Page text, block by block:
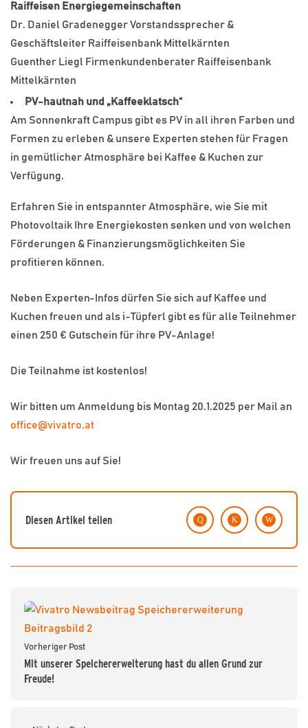
Raiffeisen Energiegemeinschaften
Dr. Daniel Gradenegger Vorstandssprecher &
Geschäftsleiter Raiffeisenbank Mittelkärnten
Guenther Liegl Firmenkundenberater Raiffeisenbank
Mittelkärnten
PV-hautnah und „Kaffeeklatsch“
Am Sonnenkraft Campus gibt es PV in all ihren Farben und
Formen zu erleben & unsere Experten stehen für Fragen
in gemütlicher Atmosphäre bei Kaffee & Kuchen zur
Verfügung.
Erfahren Sie in entspannter Atmosphäre, wie Sie mit
Photovoltaik Ihre Energiekosten senken und von welchen
Förderungen & Finanzierungsmöglichkeiten Sie
profitieren können.
Neben Experten-Infos dürfen Sie sich auf Kaffee und
Kuchen freuen und als i-Tüpferl gibt es für alle Teilnehmer
einen 250 € Gutschein für ihre PV-Anlage!
Die Teilnahme ist kostenlos!
Wir bitten um Anmeldung bis Montag 20.1.2025 per Mail an
office@vivatro.at
Wir freuen uns auf Sie!
Diesen Artikel teilen
Vorheriger Post
Mit unserer Speichererweiterung hast du allen Grund zur
Freude!